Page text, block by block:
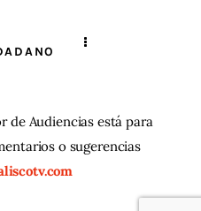
de Audiencias está para
o sugerencias